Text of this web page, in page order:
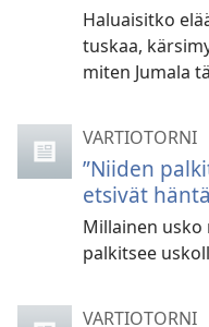
Haluaisitko
tuskaa,
miten Jumala
VARTIOTORNI
”Niiden
etsivät
Millainen usko
palkitsee
VARTIOTORNI